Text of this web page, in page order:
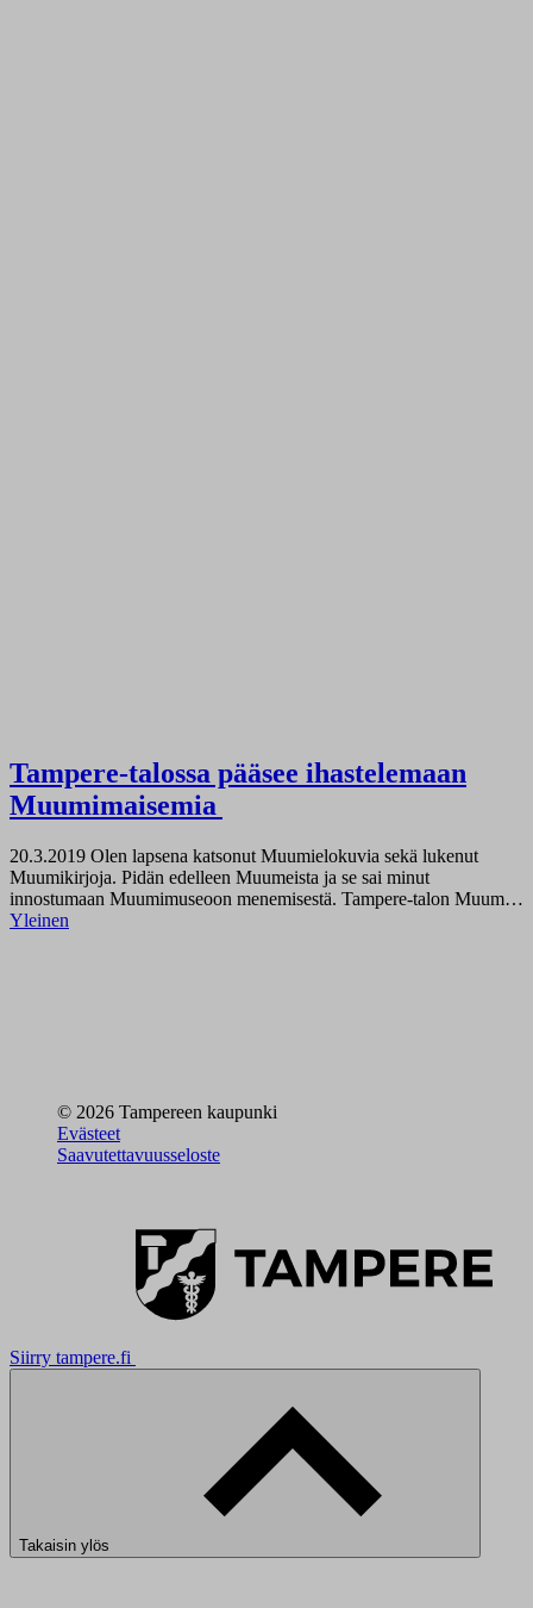
Tampere-talossa pääsee ihastelemaan
Muumimaisemia
20.3.2019 Olen lapsena katsonut Muumielokuvia sekä lukenut
Muumikirjoja. Pidän edelleen Muumeista ja se sai minut
innostumaan Muumimuseoon menemisestä. Tampere-talon Muum…
Yleinen
© 2026 Tampereen kaupunki
Evästeet
Saavutettavuusseloste
Siirry tampere.fi
Takaisin ylös